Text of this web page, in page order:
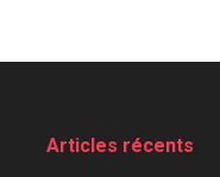
Articles récents